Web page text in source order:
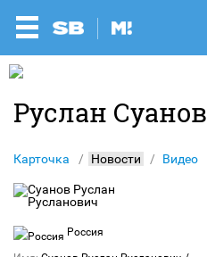
Руслан Суанов
Карточка Новости Видео
Россия